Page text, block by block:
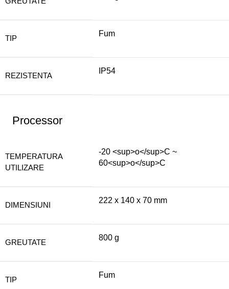
TIP
Fum
REZISTENTA
IP54
Processor
TEMPERATURA
UTILIZARE
-20 <sup>o</sup>C ~
60<sup>o</sup>C
DIMENSIUNI
222 x 140 x 70 mm
GREUTATE
800 g
TIP
Fum